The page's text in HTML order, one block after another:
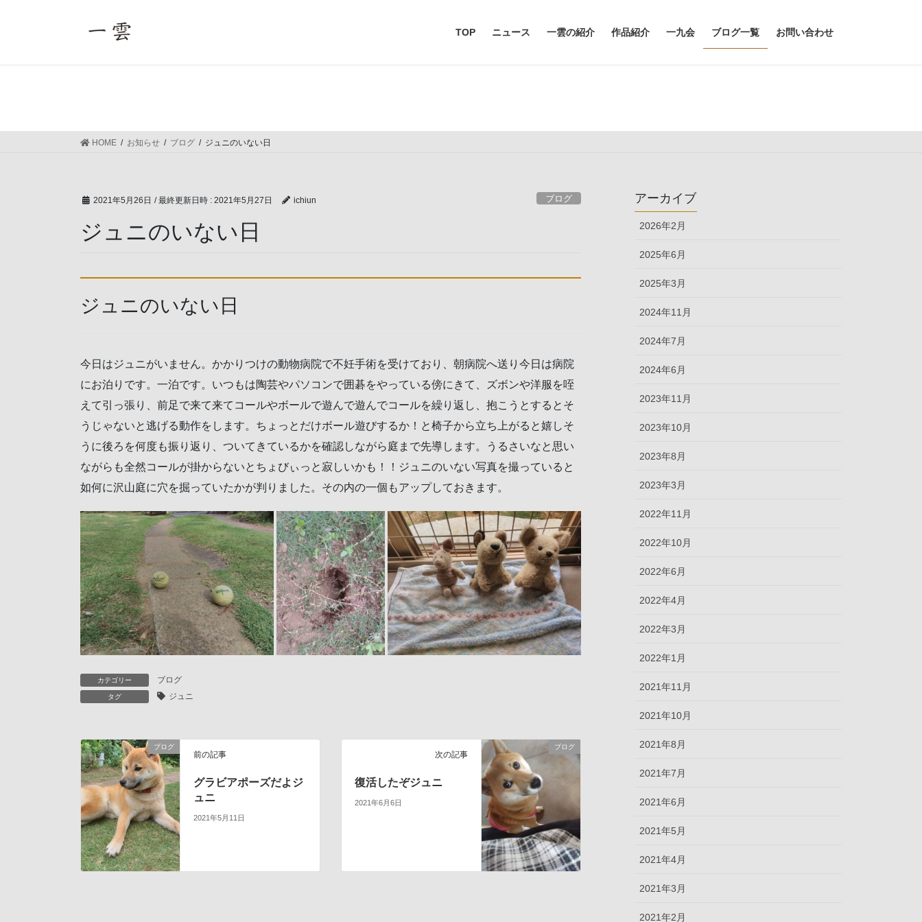
TOP ニュース 一雲の紹介 作品紹介 一九会 ブログ一覧 お問い合わせ
HOME お知らせ ブログ ジュニのいない日
2021年5月26日 / 最終更新日時 : 2021年5月27日 ichiun ブログ
ジュニのいない日
ジュニのいない日
今日はジュニがいません。かかりつけの動物病院で不妊手術を受けており、朝病院へ送り今日は病院
にお泊りです。一泊です。いつもは陶芸やパソコンで囲碁をやっている傍にきて、ズボンや洋服を咥
えて引っ張り、前足で来て来てコールやボールで遊んで遊んでコールを繰り返し、抱こうとするとそ
うじゃないと逃げる動作をします。ちょっとだけボール遊びするか！と椅子から立ち上がると嬉しそ
うに後ろを何度も振り返り、ついてきているかを確認しながら庭まで先導します。うるさいなと思い
ながらも全然コールが掛からないとちょびぃっと寂しいかも！！ジュニのいない写真を撮っていると
如何に沢山庭に穴を掘っていたかが判りました。その内の一個もアップしておきます。
カテゴリー ブログ
タグ ジュニ
ブログ
前の記事
グラビアポーズだよジ
ュニ
2021年5月11日
ブログ
次の記事
復活したぞジュニ
2021年6月6日
アーカイブ
2026年2月
2025年6月
2025年3月
2024年11月
2024年7月
2024年6月
2023年11月
2023年10月
2023年8月
2023年3月
2022年11月
2022年10月
2022年6月
2022年4月
2022年3月
2022年1月
2021年11月
2021年10月
2021年8月
2021年7月
2021年6月
2021年5月
2021年4月
2021年3月
2021年2月